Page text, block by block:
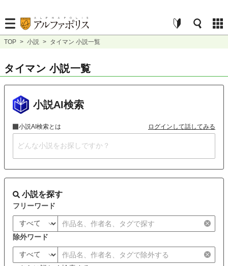
TOP > 小説 > タイマン 小説一覧
タイマン 小説一覧
小説AI検索
小説AI検索とは ログインして話してみる
小説を探す
フリーワード
除外ワード